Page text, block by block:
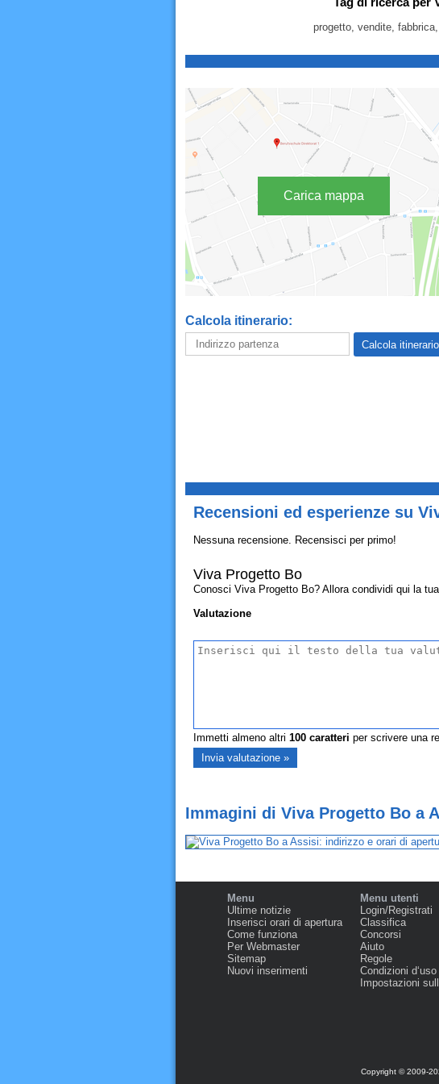
progetto, vendite,
Carica mappa
Calcola itinerario:
Recensioni ed esperienze su
Nessuna recensione. Recensisci per primo!
Viva Progetto Bo
Conosci Viva Progetto Bo? Allora condividi qui la
Valutazione
Immetti almeno altri 100caratteri per scrivere una
Immagini di Viva Progetto Bo a
Menu
Ultime notizie
Inserisci orari di apertura
Come funziona
Per Webmaster
Sitemap
Nuovi inserimenti
Menu utenti
Login/Registrati
Classifica
Concorsi
Aiuto
Regole
Condizioni d‘uso
Impostazioni
Copyright © 2009-